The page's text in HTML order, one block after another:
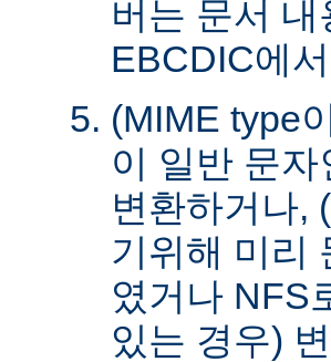
버는 문서
EBCDIC에
(MIME type
이 일반 문
변환하거나,
기위해 미리
였거나 NFS
있는 경우)